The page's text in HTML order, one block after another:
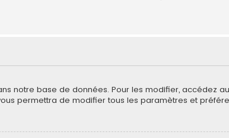
notre base de données. Pour les modifier, accédez au
permettra de modifier tous les paramètres et